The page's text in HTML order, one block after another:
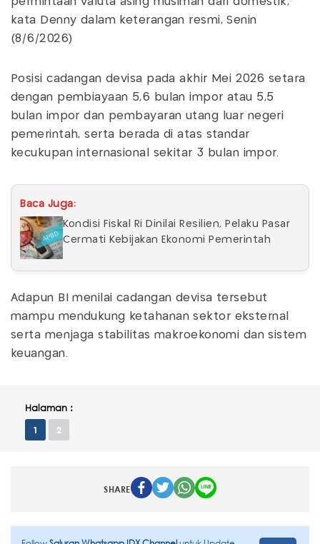
kata Denny dalam keterangan resmi, Senin
(8/6/2026)
Posisi cadangan devisa pada akhir Mei 2026 setara
dengan pembiayaan 5,6 bulan impor atau 5,5
bulan impor dan pembayaran utang luar negeri
pemerintah, serta berada di atas standar
kecukupan internasional sekitar 3 bulan impor.
Baca Juga:
Kondisi Fiskal Ri Dinilai Resilien, Pelaku Pasar
Cermati Kebijakan Ekonomi Pemerintah
Adapun BI menilai cadangan devisa tersebut
mampu mendukung ketahanan sektor eksternal
serta menjaga stabilitas makroekonomi dan sistem
keuangan.
Halaman :
1 2
SHARE